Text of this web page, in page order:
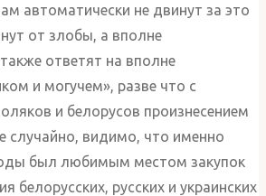
автоматически не двинут за это
от злобы, а вполне
ответят на вполне
и могучем», разве что с
и белорусов произнесением
случайно, видимо, что именно
был любимым местом закупок
белорусских, русских и украинских